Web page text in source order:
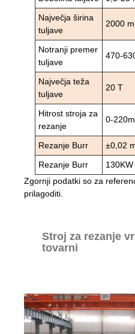
Največja širina
tuljave
2000
Notranji premer
tuljave
470-
Največja teža
tuljave
20 T
Hitrost stroja za
rezanje
0-
Rezanje Burr
±0,02
Rezanje Burr
130KW
Zgornji podatki so za
prilagoditi.
Stroj za rezanje
tovarni